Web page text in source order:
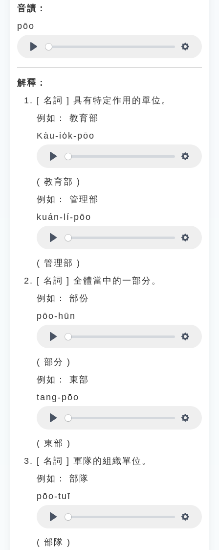
音讀：
pōo
解釋：
[ 名詞 ] 具有特定作用的單位。
例如：
教育部
Kàu-io̍k-pōo
( 教育部 )
例如：
管理部
kuán-lí-pōo
( 管理部 )
[ 名詞 ] 全體當中的一部分。
例如：
部份
pōo-hūn
( 部分 )
例如：
東部
tang-pōo
( 東部 )
[ 名詞 ] 軍隊的組織單位。
例如：
部隊
pōo-tuī
( 部隊 )